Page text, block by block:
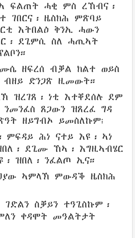
ፍልጠት ሓቂ ምስ ረኸብና ፡
ገበርና፡ ዜስክሕ ምጽባይ
እትበልዕ ቅንኢ ሓውን
፡ ደጊምሲ ስለ ሓጢኣት
።
ሙሴ ዘፍረሰ ብቓል ክልተ ወይስ
ብዘይ ድንጋጽ ዚመውት።
ዝረገጸ ፡ ነቲ እተቐደሰሉ ደም
ንመንፈስ ጸጋውን ዝጸረፈ ግዳ
ዘይግብኦ ይመስለኩም፧
ምፍዳይ ሕነ ናተይ እዩ፡ ኣነ
፡ ደጊሙ ኸኣ፡ እግዚኣብሄር
ዝበለ ፡ ንፈልጦ ኢና።
ኣምላኽ ምውዳቕ ዜስክሕ
ገድልን ስቓይን ተዓጊስኩም ፡
ቀዳሞት መዓልትታት